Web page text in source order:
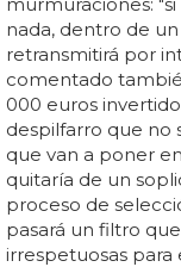
nada, dentro de
retransmitirá por
comentado
000 euros
despilfarro que no
que van a poner
quitaría de un
proceso de
pasará un filtro
irrespetuosas para